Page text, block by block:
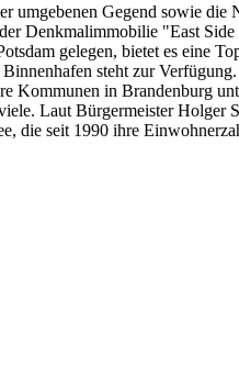
Gegend sowie die
Denkmalimmobilie "East
gelegen, bietet es eine
steht zur
Kommunen in Brandenburg
Laut Bürgermeister
die seit 1990 ihre